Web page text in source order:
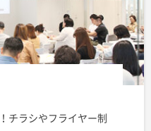
チラシやフライヤー制